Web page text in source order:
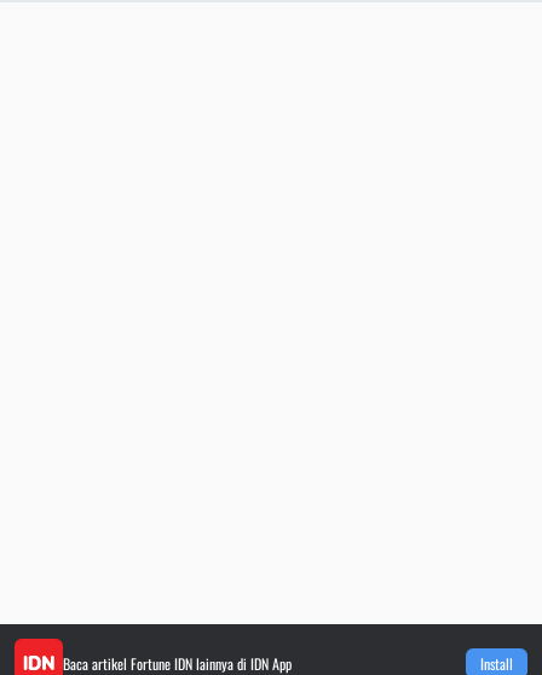
Baca artikel Fortune IDNlainnya di IDN App Install